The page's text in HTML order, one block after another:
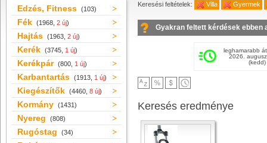
Edzés, Fitness (103)
Fék (1968, 2 új)
Hajtás (1963, 2 új)
Kerék (3745, 1 új)
Kerékpár (800, 1 új)
Karbantartás (1913, 1 új)
Kiegészítők (4460, 8 új)
Kormány (1431)
Nyereg (808)
Rugóstag (34)
Keresési feltételek: Villa Gyermek
Gyakran feltett kérdések ebben
leghamarabb
2026.
(kedd)
Keresés eredménye